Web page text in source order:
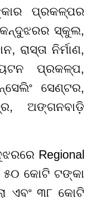
ପ୍ରକଳ୍ପର
ସ୍କୁଲ,
ରାସ୍ତା ନିର୍ମାଣ,
ପ୍ରକଳ୍ପ,
ସେଣ୍ଟର,
ଅଙ୍ଗନବାଡ଼ି
Regional
୫୦ କୋଟି ଟଙ୍କା
ଏବଂ ୩୮ କୋଟି